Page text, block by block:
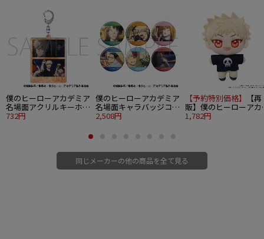
僕のヒーローアカデミア
名場面アクリルキーホル
ダー 爆豪 勝己
732円
僕のヒーローアカデミア
名場面キャラバッジコレ
クション 6個入り1BOX
2,508円
【予約特別価格】 【再
販】僕のヒーローアカ
ミア ぬいパル ぬいぐ
1,782円
同じメーカーの他の商品を全て見る